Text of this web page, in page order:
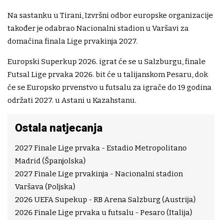
Na sastanku u Tirani, Izvršni odbor europske organizacije
također je odabrao Nacionalni stadion u Varšavi za
domaćina finala Lige prvakinja 2027.
Europski Superkup 2026. igrat će se u Salzburgu, finale
Futsal Lige prvaka 2026. bit će u talijanskom Pesaru, dok
će se Europsko prvenstvo u futsalu za igrače do 19 godina
održati 2027. u Astani u Kazahstanu.
Ostala natjecanja
2027 Finale Lige prvaka - Estadio Metropolitano
Madrid (Španjolska)
2027 Finale Lige prvakinja - Nacionalni stadion
Varšava (Poljska)
2026 UEFA Supekup - RB Arena Salzburg (Austrija)
2026 Finale Lige prvaka u futsalu - Pesaro (Italija)